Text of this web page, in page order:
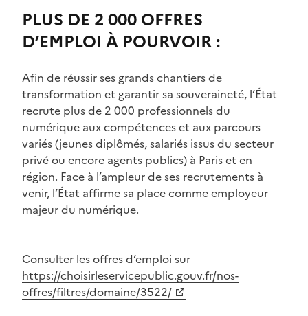
PLUS DE 2 000 OFFRES
D’EMPLOI À POURVOIR :
Afin de réussir ses grands chantiers de
transformation et garantir sa souveraineté, l’État
recrute plus de 2 000 professionnels du
numérique aux compétences et aux parcours
variés (jeunes diplômés, salariés issus du secteur
privé ou encore agents publics) à Paris et en
région. Face à l’ampleur de ses recrutements à
venir, l’État affirme sa place comme employeur
majeur du numérique.
Consulter les offres d’emploi sur
(Ouvre une nouvelle fenêtre)
https://choisirleservicepublic.gouv.fr/nos-
offres/filtres/domaine/3522/